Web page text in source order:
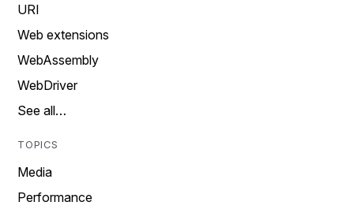
URI
Web extensions
WebAssembly
WebDriver
See all…
TOPICS
Media
Performance